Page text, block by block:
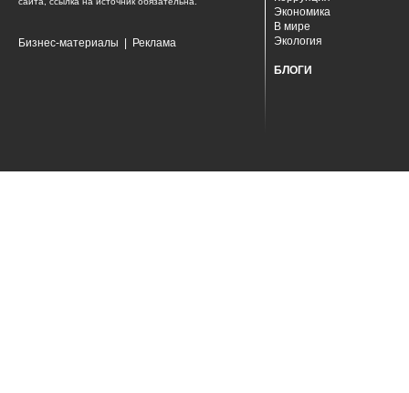
Бизнес-материалы Реклама
Экономика
В мире
Экология
БЛОГИ